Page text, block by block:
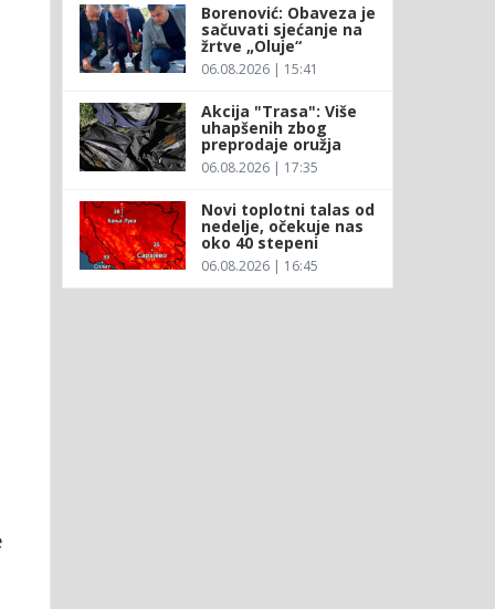
Borenović: Obaveza je
sačuvati sjećanje na
žrtve „Oluje“
06.08.2026 | 15:41
Akcija "Trasa": Više
uhapšenih zbog
preprodaje oružja
06.08.2026 | 17:35
Novi toplotni talas od
nedelje, očekuje nas
oko 40 stepeni
06.08.2026 | 16:45